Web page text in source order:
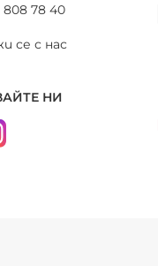
808 78 40
се с нас
НИ